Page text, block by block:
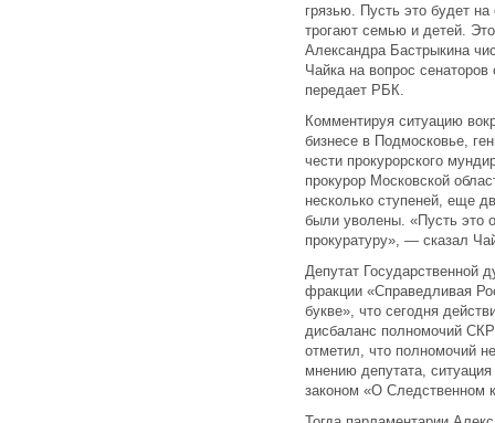
грязью. Пусть это будет
трогают семью и детей.
Александра Бастрыкина
Чайка на вопрос
передает РБК.
Комментируя ситуацию
бизнесе в Подмосковье,
чести прокурорского
прокурор Московской
несколько ступеней, еще
были уволены. «Пусть это
прокуратуру», — сказал
Депутат Государственной
фракции «Справедливая
букве», что сегодня
дисбаланс полномочий
отметил, что полномочий
мнению депутата,
законом «О Следственном